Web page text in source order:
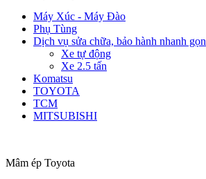
Máy Xúc - Máy Đào
Phụ Tùng
Dịch vụ sửa chữa, bảo hành nhanh gọn
Xe tự động
Xe 2.5 tấn
Komatsu
TOYOTA
TCM
MITSUBISHI
Mâm ép Toyota